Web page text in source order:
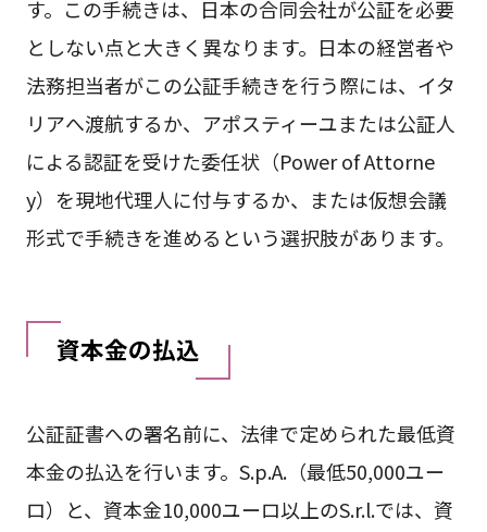
す。この手続きは、日本の合同会社が公証を必要
としない点と大きく異なります。日本の経営者や
法務担当者がこの公証手続きを行う際には、イタ
リアへ渡航するか、アポスティーユまたは公証人
による認証を受けた委任状（Power of Attorne
y）を現地代理人に付与するか、または仮想会議
形式で手続きを進めるという選択肢があります。
資本金の払込
公証証書への署名前に、法律で定められた最低資
本金の払込を行います。S.p.A.（最低50,000ユー
ロ）と、資本金10,000ユーロ以上のS.r.l.では、資